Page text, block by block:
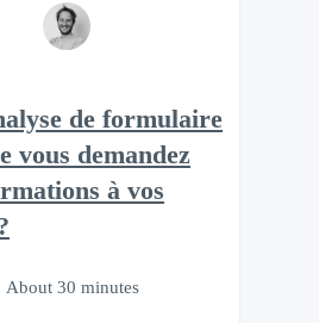
de formulaire
vous demandez
à vos
About 30 minutes